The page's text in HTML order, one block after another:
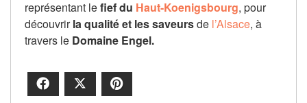
représentant lefief du Haut-Koenigsbourg, pour
découvrirla qualité et les saveursde l’Alsace, à
travers le Domaine Engel.
Facebook